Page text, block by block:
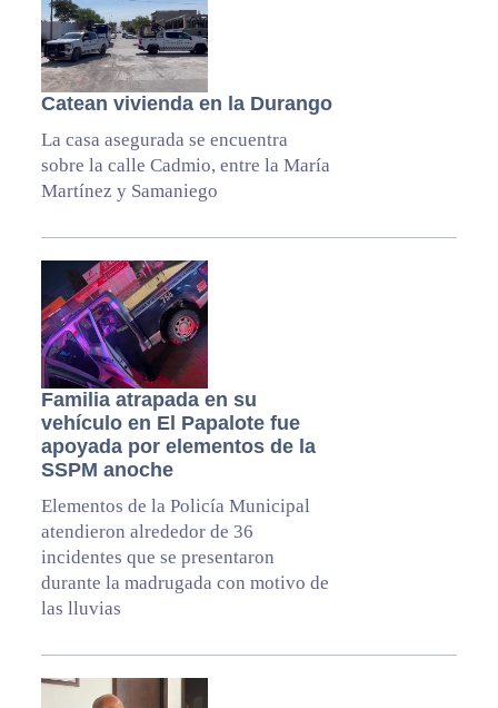
Catean vivienda en la Durango
La casa asegurada se encuentra
sobre la calle Cadmio, entre la María
Martínez y Samaniego
Familia atrapada en su
vehículo en El Papalote fue
apoyada por elementos de la
SSPM anoche
Elementos de la Policía Municipal
atendieron alrededor de 36
incidentes que se presentaron
durante la madrugada con motivo de
las lluvias